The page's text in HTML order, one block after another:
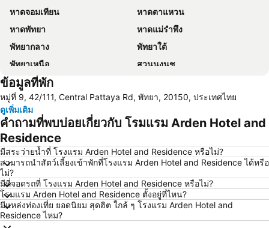
หาดจอมเทียน
หาดตาแหวน
หาดพัทยา
หาดแม่รำพึง
พัทยากลาง
พัทยาใต้
พัทยาเหนือ
สวนนงนุช
หาดแสม
เกาะขาม
ถนนคนเดิน
แสมสาร
สนามบินนานาชาติอู่ตะเภา
วันไหล
ท่าเรือแหลมฉบัง
สวนเสือศรีราชา
บิ๊กซี เอ็กซ์ตร้า พัทยา3
สถานีรถไฟพัทยา
Bali Hai Pier
อนุสาวรีย์กรมหลวงชุมพรเขตอุดมศักดิ์
พีระเซอร์กิต
Pattaya Floating Market
เอสเอฟเอ็กซ์ ซีเนม่า เซ็นทรัลพัทยาบีช
ข้อมูลที่พัก
หมู่ที่ 9, 42/111, Central Pattaya Rd, พัทยา, 20150, ประเทศไทย
ดูเพิ่มเติม
คำถามที่พบบ่อยเกี่ยวกับ โรมแรม Arden Hotel and
Residence
มีสระว่ายน้ำที่ โรงแรม Arden Hotel and Residence หรือไม่?
สามารถนำสัตว์เลี้ยงเข้าพักที่โรงแรม Arden Hotel and Residence ได้หรือ
ไม่?
มีที่จอดรถที่ โรงแรม Arden Hotel and Residence หรือไม่?
โรมแรม Arden Hotel and Residence ตั้งอยู่ที่ไหน?
มีแหล่งท่องเที่ย ยอดนิยม สุดฮิต ใกล้ ๆ โรงแรม Arden Hotel and
Residence ไหม?